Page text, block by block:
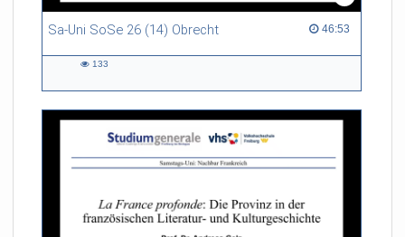
Sa-Uni SoSe 26 (14) Obrecht 46:53
46:53 duration
133